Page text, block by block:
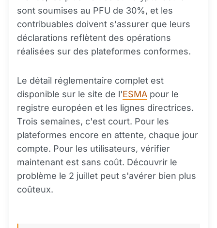
sont soumises au PFU de 30%, et les
contribuables doivent s'assurer que leurs
déclarations reflètent des opérations
réalisées sur des plateformes conformes.
Le détail réglementaire complet est
disponible sur le site de l'ESMA pour le
registre européen et les lignes directrices.
Trois semaines, c'est court. Pour les
plateformes encore en attente, chaque jour
compte. Pour les utilisateurs, vérifier
maintenant est sans coût. Découvrir le
problème le 2 juillet peut s'avérer bien plus
coûteux.